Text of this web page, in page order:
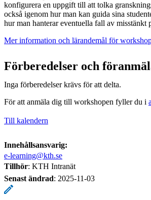
konfigurera en uppgift till att tolka
också igenom hur man kan guida sina
hur man hanterar eventuella fall av misstänkt
Mer information och lärandemål för
Förberedelser och
Inga förberedelser krävs för att delta.
För att anmäla dig till workshopen fyller du i
Till kalendern
Innehållsansvarig:
e-learning@kth.se
Tillhör: KTH Intranät
Senast ändrad: 2025-11-03